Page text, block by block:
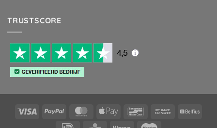
TRUSTSCORE
Visa PayPal MasterCard
Apple
BancontactBank